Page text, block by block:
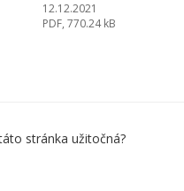
12.12.2021
PDF, 770.24 kB
stránka užitočná?